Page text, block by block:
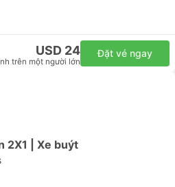
USD 24
trên một người lớn
Đặt vé ngay
2X1 | Xe buýt